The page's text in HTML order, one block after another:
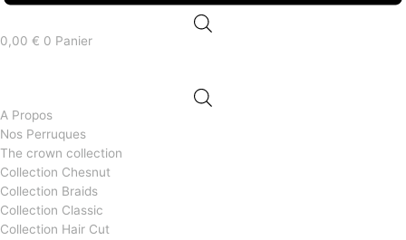
0,00 € 0 Panier
A Propos
Nos Perruques
The crown collection
Collection Chesnut
Collection Braids
Collection Classic
Collection Hair Cut